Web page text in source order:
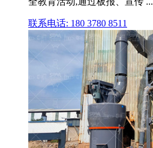
联系电话: 180 3780 8511